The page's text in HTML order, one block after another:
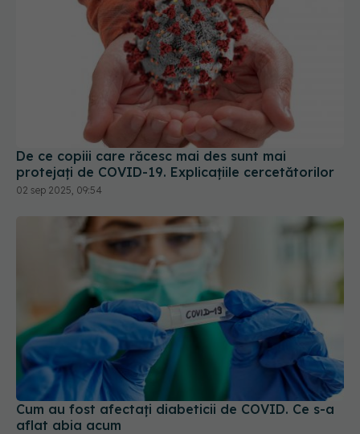
De ce copiii care răcesc mai des sunt mai
protejați de COVID-19. Explicațiile cercetătorilor
02 sep 2025, 09:54
Cum au fost afectați diabeticii de COVID. Ce s-a
aflat abia acum